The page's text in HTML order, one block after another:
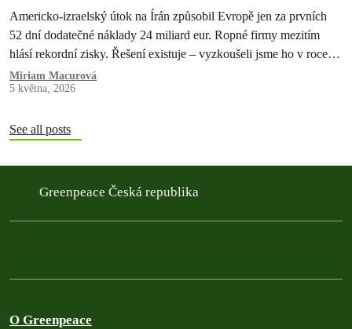
Americko-izraelský útok na Írán způsobil Evropě jen za prvních
52 dní dodatečné náklady 24 miliard eur. Ropné firmy mezitím
hlásí rekordní zisky. Řešení existuje – vyzkoušeli jsme ho v roce
2022 a pokazili. Teď máme druhou…
Miriam Macurová
5 května, 2026
See all posts
Greenpeace Česká republika
O Greenpeace